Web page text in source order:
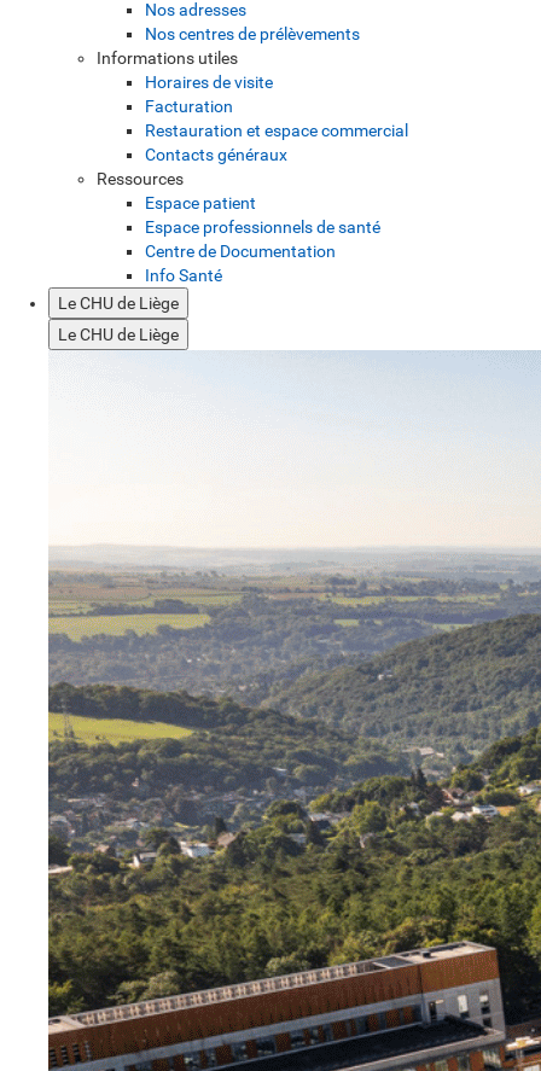
Nos adresses
Nos centres de prélèvements
Informations utiles
Horaires de visite
Facturation
Restauration et espace commercial
Contacts généraux
Ressources
Espace patient
Espace professionnels de santé
Centre de Documentation
Info Santé
Le CHU de Liège
Le CHU de Liège